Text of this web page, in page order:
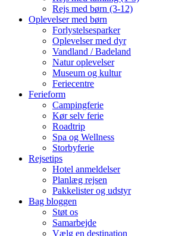
Rejs med børn (3-12)
Oplevelser med børn
Forlystelsesparker
Oplevelser med dyr
Vandland / Badeland
Natur oplevelser
Museum og kultur
Feriecentre
Ferieform
Campingferie
Kør selv ferie
Roadtrip
Spa og Wellness
Storbyferie
Rejsetips
Hotel anmeldelser
Planlæg rejsen
Pakkelister og udstyr
Bag bloggen
Støt os
Samarbejde
Vælg en destination